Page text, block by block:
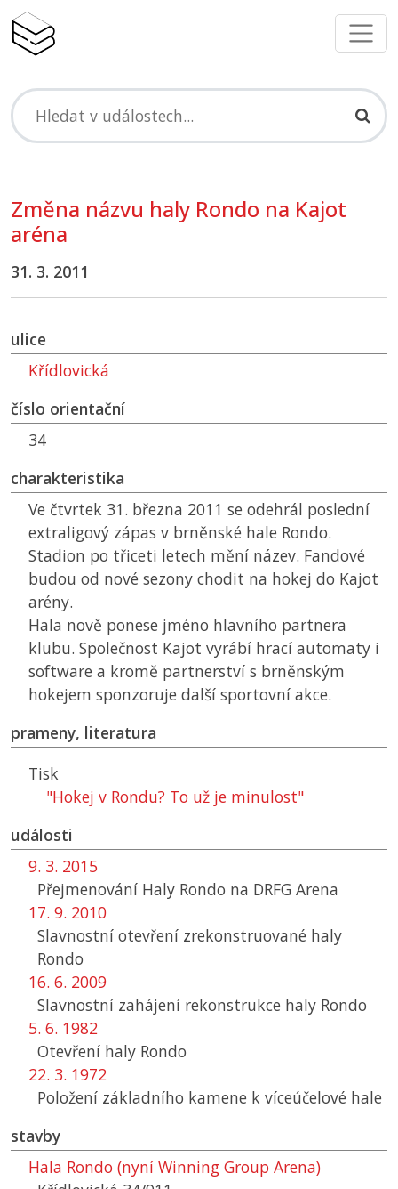
Změna názvu haly Rondo na Kajot
aréna
31. 3. 2011
ulice
Křídlovická
číslo orientační
34
charakteristika
Ve čtvrtek 31. března 2011 se odehrál poslední
extraligový zápas v brněnské hale Rondo.
Stadion po třiceti letech mění název. Fandové
budou od nové sezony chodit na hokej do Kajot
arény.
Hala nově ponese jméno hlavního partnera
klubu. Společnost Kajot vyrábí hrací automaty i
software a kromě partnerství s brněnským
hokejem sponzoruje další sportovní akce.
prameny, literatura
Tisk
"Hokej v Rondu? To už je minulost"
události
9. 3. 2015
Přejmenování Haly Rondo na DRFG Arena
17. 9. 2010
Slavnostní otevření zrekonstruované haly
Rondo
16. 6. 2009
Slavnostní zahájení rekonstrukce haly Rondo
5. 6. 1982
Otevření haly Rondo
22. 3. 1972
Položení základního kamene k víceúčelové hale
stavby
Hala Rondo (nyní Winning Group Arena)